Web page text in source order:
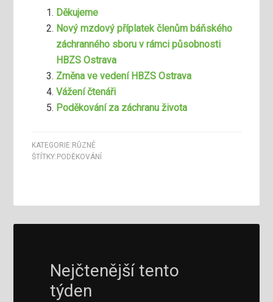
Děkujeme
Nový mzdový příplatek členům báňského
záchranného sboru v rámci působnosti
HBZS Ostrava
Změna ve vedení HBZS Ostrava
Vážení čtenáři
Poděkování za záchranu života
KATEGORIE: RŮZNÉ
ŠTÍTKY: PODĚKOVÁNÍ
Nejčtenější tento
týden